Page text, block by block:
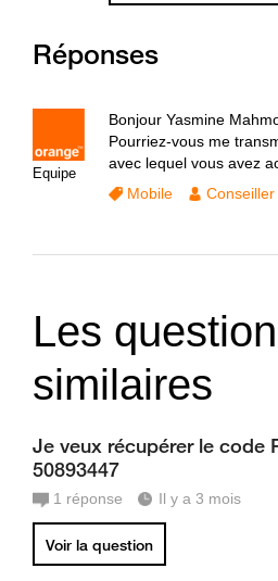
Réponses
Equipe
Bonjour Yasmine
Pourriez-vous me
avec lequel vous avez
Mobile
Conseiller
Les
similaires
Je veux récupérer le code
50893447
1 réponse Il y a 3 mois
Voir la question